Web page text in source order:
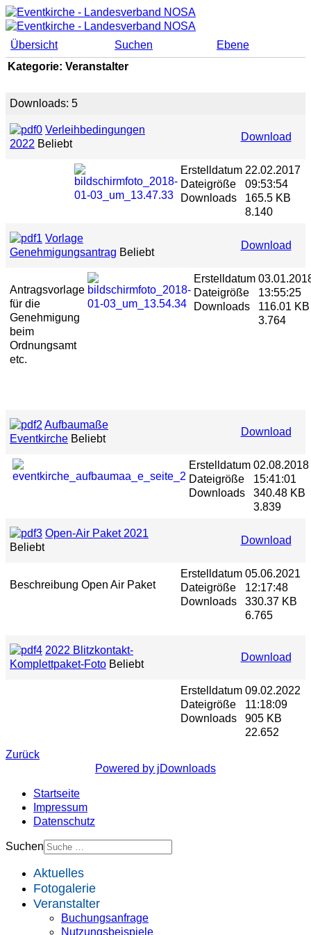
Übersicht Suchen
Ebene
Kategorie: Veranstalter
Downloads: 5
Verleihbedingungen
2022 Beliebt
Download
Erstelldatum
Dateigröße
Downloads
22.02.2017
09:53:54
165.5 KB
8.140
Vorlage
Genehmigungsantrag Beliebt
Download
Antragsvorlage
für die
Genehmigung
beim
Ordnungsamt
etc.
Erstelldatum
Dateigröße
Downloads
13:55:25
116.01 KB
3.764
Aufbaumaße
Eventkirche Beliebt
Download
Erstelldatum
Dateigröße
Downloads
02.08.2018
15:41:01
340.48 KB
3.839
Open-Air Paket 2021
Beliebt
Download
Beschreibung Open Air Paket
Erstelldatum
Dateigröße
Downloads
05.06.2021
12:17:48
330.37 KB
6.765
2022 Blitzkontakt-
Komplettpaket-Foto Beliebt
Download
Erstelldatum
Dateigröße
Downloads
09.02.2022
11:18:09
905 KB
22.652
Zurück
Powered by jDownloads
Startseite
Impressum
Datenschutz
Suchen
Aktuelles
Fotogalerie
Veranstalter
Buchungsanfrage
Nutzungsbeispiele